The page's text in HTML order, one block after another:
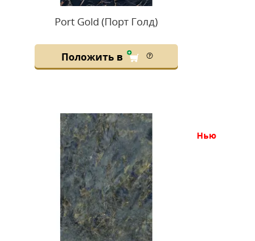
Port Gold (Порт Голд)
Положить в
нью